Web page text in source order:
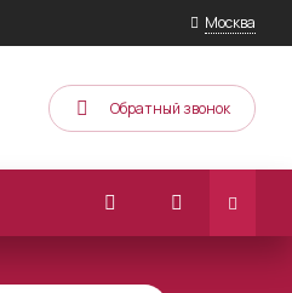
Москва
Обратный звонок